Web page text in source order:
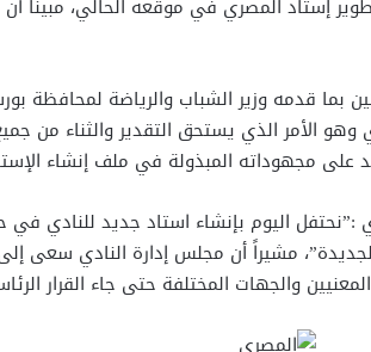
إستاد المصري في موقعه الحالي، مبينا
بما قدمه وزير الشباب والرياضة لمحافظة
وهو الأمر الذي يستحق التقدير والثناء من
مجهوداته المبذولة في ملف إنشاء
:”نحتفل اليوم بإنشاء استاد جديد للنادي
مشيراً أن مجلس إدارة النادي سعى
والجهات المختلفة حتى جاء القرار